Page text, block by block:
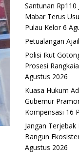
Santunan
Mabar Terus
Pulau Kelor 6
Petualangan
Polisi Ikut
Prosesi
Agustus 2026
Kuasa Hukum
Gubernur
Kompensasi 16
Jangan
Bangun
Agustus 2026